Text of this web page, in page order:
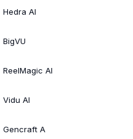
Hedra AI
BigVU
ReelMagic AI
Vidu AI
Gencraft A